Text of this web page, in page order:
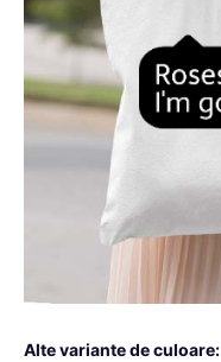
Alte variante de culoare: